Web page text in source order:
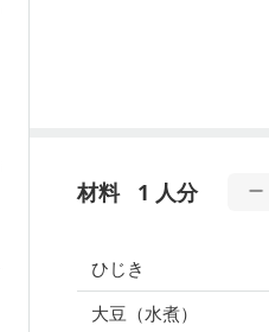
材料 1 人分
ひじき
大豆（水煮）